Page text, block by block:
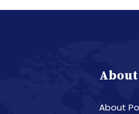
About
About